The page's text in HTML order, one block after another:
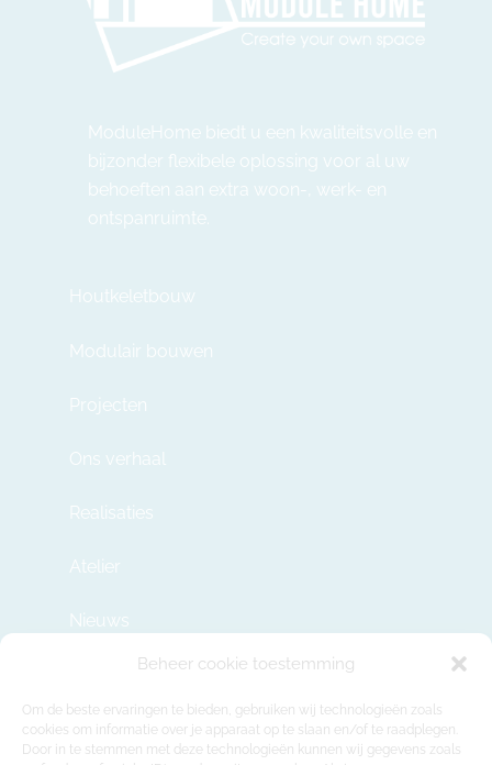
Beheer cookie toestemming
Om de beste ervaringen te bieden, gebruiken wij technologieën zoals
cookies om informatie over je apparaat op te slaan en/of te raadplegen.
Door in te stemmen met deze technologieën kunnen wij gegevens zoals
ModuleHome biedt u een kwaliteitsvolle en
bijzonder flexibele oplossing voor al uw
behoeften aan extra woon-, werk- en
ontspanruimte.
Houtkeletbouw
Modulair bouwen
Projecten
Ons verhaal
Realisaties
Atelier
Nieuws
info@modulehome.be